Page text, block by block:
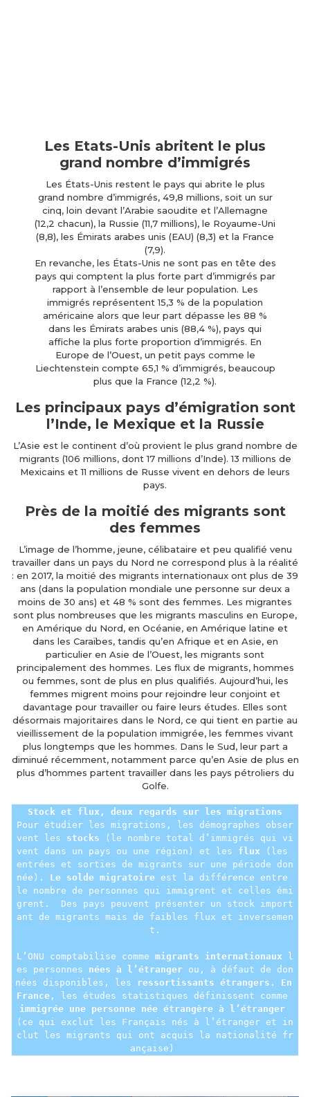
Les Etats-Unis abritent le plus
grand nombre d’immigrés
Les États-Unis restent le pays qui abrite le plus
grand nombre d’immigrés, 49,8 millions, soit un sur
cinq, loin devant l’Arabie saoudite et l’Allemagne
(12,2 chacun), la Russie (11,7 millions), le Royaume-Uni
(8,8), les Émirats arabes unis (EAU) (8,3) et la France
(7,9).
En revanche, les États-Unis ne sont pas en tête des
pays qui comptent la plus forte part d’immigrés par
rapport à l’ensemble de leur population. Les
immigrés représentent 15,3 % de la population
américaine alors que leur part dépasse les 88 %
dans les Émirats arabes unis (88,4 %), pays qui
affiche la plus forte proportion d’immigrés. En
Europe de l’Ouest, un petit pays comme le
Liechtenstein compte 65,1 % d’immigrés, beaucoup
plus que la France (12,2 %).
Les principaux pays d’émigration sont
l’Inde, le Mexique et la Russie
L’Asie est le continent d’où provient le plus grand nombre de
migrants (106 millions, dont 17 millions d’Inde). 13 millions de
Mexicains et 11 millions de Russe vivent en dehors de leurs
pays.
Près de la moitié des migrants sont
des femmes
L’image de l’homme, jeune, célibataire et peu qualifié venu
travailler dans un pays du Nord ne correspond plus à la réalité
: en 2017, la moitié des migrants internationaux ont plus de 39
ans (dans la population mondiale une personne sur deux a
moins de 30 ans) et 48 % sont des femmes. Les migrantes
sont plus nombreuses que les migrants masculins en Europe,
en Amérique du Nord, en Océanie, en Amérique latine et
dans les Caraïbes, tandis qu’en Afrique et en Asie, en
particulier en Asie de l’Ouest, les migrants sont
principalement des hommes. Les flux de migrants, hommes
ou femmes, sont de plus en plus qualifiés. Aujourd’hui, les
femmes migrent moins pour rejoindre leur conjoint et
davantage pour travailler ou faire leurs études. Elles sont
désormais majoritaires dans le Nord, ce qui tient en partie au
vieillissement de la population immigrée, les femmes vivant
plus longtemps que les hommes. Dans le Sud, leur part a
diminué récemment, notamment parce qu’en Asie de plus en
plus d’hommes partent travailler dans les pays pétroliers du
Golfe.
Stock et flux, deux regards sur les migrations
Pour étudier les migrations, les démographes obser
vent les stocks (le nombre total d’immigrés qui vi
vent dans un pays ou une région) et les flux (les
entrées et sorties de migrants sur une période don
née). Le solde migratoire est la différence entre
le nombre de personnes qui immigrent et celles émi
grent.  Des pays peuvent présenter un stock import
ant de migrants mais de faibles flux et inversemen
t.
L’ONU comptabilise comme migrants internationaux l
es personnes nées à l’étranger ou, à défaut de don
nées disponibles, les
ressortissants étrangers . En
France
(ce qui exclut les Français nés à l’étranger et in
clut les migrants qui ont acquis la nationalité fr